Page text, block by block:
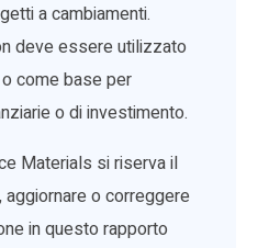
a cambiamenti.
deve essere utilizzato
come base per
o di investimento.
Materials si riserva il
o correggere
in questo rapporto